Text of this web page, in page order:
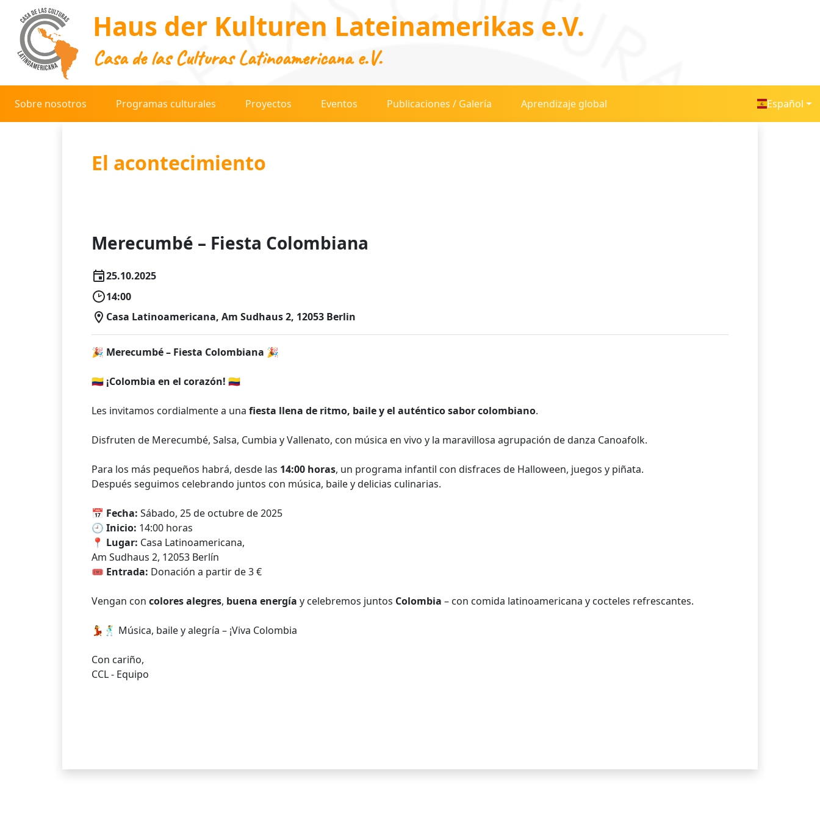
Haus der Kulturen Lateinamerikas e.V.
Casa de las Culturas Latinoamericana e.V.
Sobre nosotros Programas culturales Proyectos Eventos Publicaciones / Galería Aprendizaje global Español
El acontecimiento
Merecumbé – Fiesta Colombiana
25.10.2025
14:00
Casa Latinoamericana, Am Sudhaus 2, 12053 Berlin
🎉 Merecumbé – Fiesta Colombiana 🎉
🇨🇴 ¡Colombia en el corazón! 🇨🇴
Les invitamos cordialmente a una fiesta llena de ritmo, baile y el auténtico sabor colombiano.
Disfruten de Merecumbé, Salsa, Cumbia y Vallenato, con música en vivo y la maravillosa agrupación de danza Canoafolk.
Para los más pequeños habrá, desde las 14:00 horas, un programa infantil con disfraces de Halloween, juegos y piñata.
Después seguimos celebrando juntos con música, baile y delicias culinarias.
📅 Fecha: Sábado, 25 de octubre de 2025
🕘 Inicio: 14:00 horas
📍 Lugar: Casa Latinoamericana,
Am Sudhaus 2, 12053 Berlín
🎟️ Entrada: Donación a partir de 3 €
Vengan con colores alegres, buena energía y celebremos juntos Colombia – con comida latinoamericana y cocteles refrescantes.
💃🕺 Música, baile y alegría – ¡Viva Colombia
Con cariño,
CCL - Equipo